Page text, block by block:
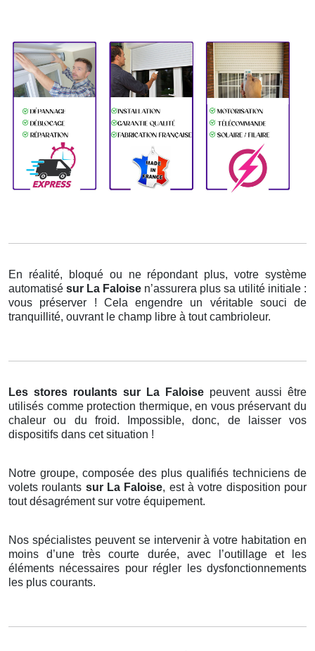
En réalité, bloqué ou ne répondant plus, votre système
automatisé sur La Faloise n’assurera plus sa utilité initiale :
vous préserver ! Cela engendre un véritable souci de
tranquillité, ouvrant le champ libre à tout cambrioleur.
Les stores roulants sur La Faloise peuvent aussi être
utilisés comme protection thermique, en vous préservant du
chaleur ou du froid. Impossible, donc, de laisser vos
dispositifs dans cet situation !
Notre groupe, composée des plus qualifiés techniciens de
volets roulants sur La Faloise, est à votre disposition pour
tout désagrément sur votre équipement.
Nos spécialistes peuvent se intervenir à votre habitation en
moins d’une très courte durée, avec l’outillage et les
éléments nécessaires pour régler les dysfonctionnements
les plus courants.